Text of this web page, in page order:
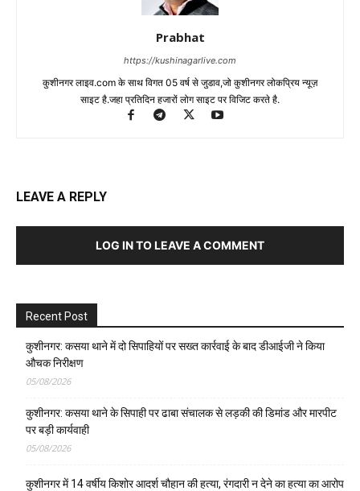
Prabhat
https://kushinagarlive.com
कुशीनगर लाइव.com के साथ विगत 05 वर्ष से जुडाव,जो कुशीनगर लोकप्रिय न्यूज़
साइट है.जहा प्रतिदिन हजारों लोग साइट पर विजिट करते है.
LEAVE A REPLY
LOG IN TO LEAVE A COMMENT
Recent Post
कुशीनगर: कसया थाने में दो सिपाहियों पर सख्त कार्रवाई के बाद डीआईजी ने किया
औचक निरीक्षण
05/08/2026
कुशीनगर: कसया थाने के सिपाही पर ढाबा संचालक से लड़की की डिमांड और मारपीट
पर बड़ी कार्यवाही
05/08/2026
कुशीनगर में 14 वर्षीय किशोर आदर्श चौहान की हत्या, रंगदारी न देने का हत्या का आरोप